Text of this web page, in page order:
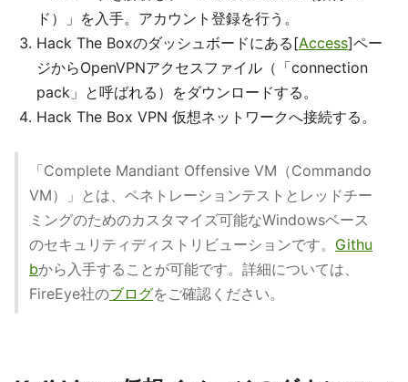
ド）」を入手。アカウント登録を行う。
Hack The Boxのダッシュボードにある[Access]ペー
ジからOpenVPNアクセスファイル（「connection
pack」と呼ばれる）をダウンロードする。
Hack The Box VPN 仮想ネットワークへ接続する。
「Complete Mandiant Offensive VM（Commando
VM）」とは、ペネトレーションテストとレッドチー
ミングのためのカスタマイズ可能なWindowsベース
のセキュリティディストリビューションです。 Githu
bから入手することが可能です。詳細については、
FireEye社のブログをご確認ください。